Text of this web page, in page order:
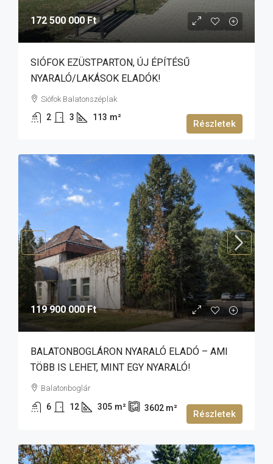
172 500 000 Ft
SIÓFOK EZÜSTPARTON, ÚJ ÉPÍTÉSŰ
NYARALÓ/LAKÁSOK ELADÓK!
Siófok Balatonszéplak
2 3 113 m²
Részletek
119 900 000 Ft
BALATONBOGLÁRON NYARALÓ ELADÓ – AMI
TÖBB IS LEHET, MINT EGY NYARALÓ!
Balatonboglár
6 12 305 m² 3602 m²
Részletek